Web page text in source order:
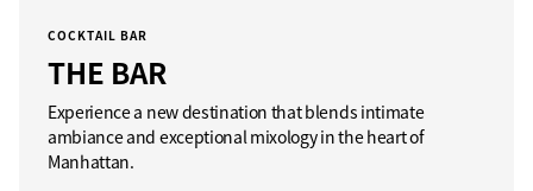
COCKTAIL BAR
THE BAR
Experience a new destination that blends intimate
ambiance and exceptional mixology in the heart of
Manhattan.